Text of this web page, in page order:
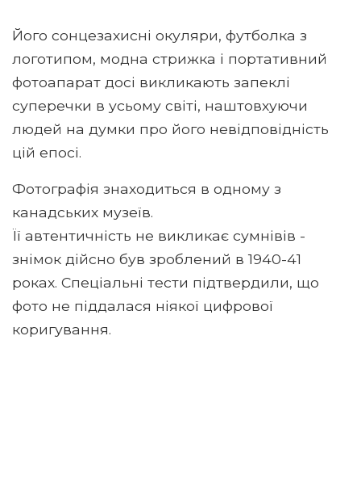
Його сонцезахисні окуляри, футболка з
логотипом, модна стрижка і портативний
фотоапарат досі викликають запеклі
суперечки в усьому світі, наштовхуючи
людей на думки про його невідповідність
цій епосі.
Фотографія знаходиться в одному з
канадських музеїв.
Її автентичність не викликає сумнівів -
знімок дійсно був зроблений в 1940-41
роках. Спеціальні тести підтвердили, що
фото не піддалася ніякої цифрової
коригування.